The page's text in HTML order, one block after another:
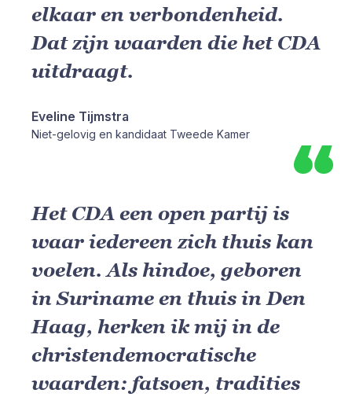
elkaar en verbondenheid.
Dat zijn waarden die het CDA
uitdraagt.
Eveline Tijmstra
Niet-gelovig en kandidaat Tweede Kamer
Het CDA een open partij is
waar iedereen zich thuis kan
voelen. Als hindoe, geboren
in Suriname en thuis in Den
Haag, herken ik mij in de
christendemocratische
waarden: fatsoen, tradities